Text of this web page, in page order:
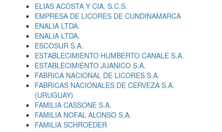
ELIAS ACOSTA Y CIA. S.C.S.
EMPRESA DE LICORES DE CUNDINAMARCA
ENALIA LTDA.
ENALIA LTDA.
ESCOSUR S.A.
ESTABLECIMIENTO HUMBERTO CANALE S.A.
ESTABLECIMIENTO JUANICO S.A.
FABRICA NACIONAL DE LICORES S.A.
FABRICAS NACIONALES DE CERVEZA S.A.
(URUGUAY)
FAMILIA CASSONE S.A.
FAMILIA NOFAL ALONSO S.A.
FAMILIA SCHROEDER